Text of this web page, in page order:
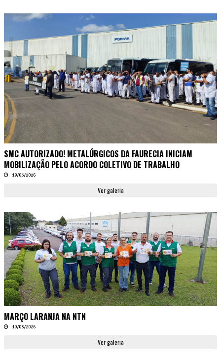
SMC AUTORIZADO! METALÚRGICOS DA FAURECIA INICIAM
MOBILIZAÇÃO PELO ACORDO COLETIVO DE TRABALHO
19/03/2026
Ver galeria
MARÇO LARANJA NA NTN
19/03/2026
Ver galeria